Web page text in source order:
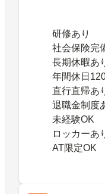
研修あり
社会保険完
長期休暇あ
年間休日
直行直帰あ
退職金制度
未経験OK
ロッカーあ
AT限定OK